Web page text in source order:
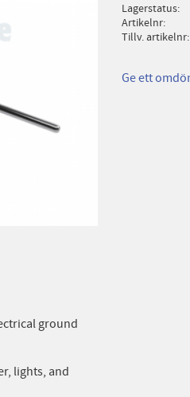
Lagerstatus
Artikelnr
Tillv. artikelnr
Ge ett
ground
lights, and